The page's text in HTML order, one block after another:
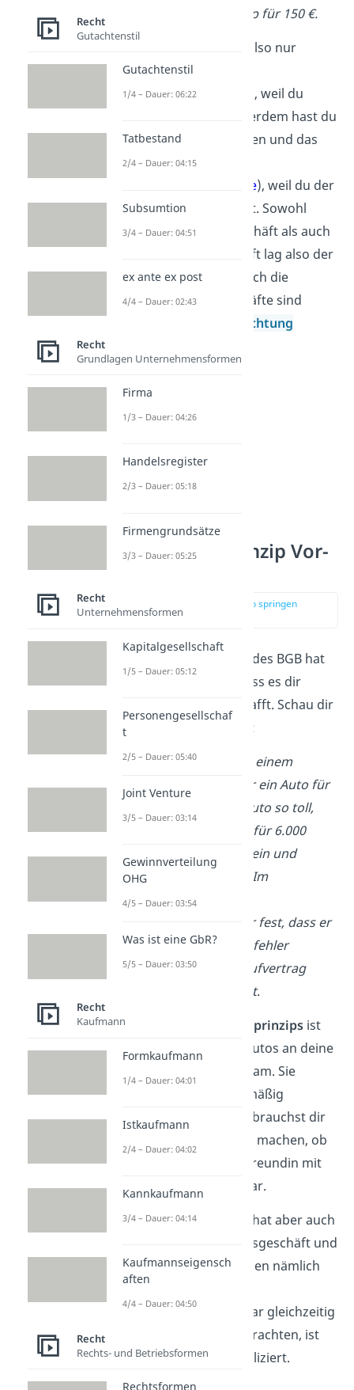
verkaufst ihm den Laptop für 150 €.
Du hast deinen Vertrag also nur
abgeschlossen
Verpflichtungsgeschäft
), weil du
wurdest. Außerdem hast du
den Laptop nur übergeben und das
Geld angenommen
Verpflichtungsgeschäfte), weil du der
Täuschung geglaubt hast. Sowohl
beim Verpflichtungsgeschäft als auch
beim Verfügungsgeschäft lag also der
gleiche Fehlervor, nämlich die
Täuschung. Beide Geschäfte sind
Anfechtung
nichtig.
Abstraktionsprinzip Vor-
und Nachteile
zur Stelle im Video springen
(04:12)
Das Abstraktionsprinzip des BGB hat
vor allem den
, dass es dir
verschafft. Schau dir
das an einem Beispiel an:
Deine Freundin kauft bei einem
Gebrauchtwagenhändler ein Auto für
5.000 €. Du findest das Auto so toll,
dass du ihr anbietest, es für 6.000
€ abzukaufen. Sie willigt ein und
verkauft dir den Wagen. Im
Nachhinein stellt der
Gebrauchtwagenhändler fest, dass er
im Vertrag einen Schreibfehler
gemacht hat und der Kaufvertrag
deshalb nicht wirksam ist.
Wegen des
Abstraktionsprinzips ist
aber die Übergabe des Autos an deine
Freundin trotzdem wirksam. Sie
konnte es dir also rechtmäßig
weiterverkaufen und du brauchst dir
keine Gedanken darüber machen, ob
der Kaufvertrag deiner Freundin mit
dem Händler wirksam war.
Das Abstraktionsprinzip hat aber auch
. Verpflichtungsgeschäft und
Verfügungsgeschäft finden nämlich
im Alltag meistens direkt
hintereinander oder sogar gleichzeitig
statt. Sie getrennt zu betrachten, ist
also meist unnötig kompliziert.
Recht
Gutachtenstil
Gutachtenstil
1/4 – Dauer: 06:22
Tatbestand
2/4 – Dauer: 04:15
Subsumtion
3/4 – Dauer: 04:51
ex ante ex post
4/4 – Dauer: 02:43
Recht
Grundlagen Unternehmensformen
Firma
1/3 – Dauer: 04:26
Handelsregister
2/3 – Dauer: 05:18
Firmengrundsätze
3/3 – Dauer: 05:25
Recht
Unternehmensformen
Kapitalgesellschaft
1/5 – Dauer: 05:12
Personengesellschaf
t
2/5 – Dauer: 05:40
Joint Venture
3/5 – Dauer: 03:14
Gewinnverteilung
OHG
4/5 – Dauer: 03:54
Was ist eine GbR?
5/5 – Dauer: 03:50
Recht
Kaufmann
Formkaufmann
1/4 – Dauer: 04:01
Istkaufmann
2/4 – Dauer: 04:02
Kannkaufmann
3/4 – Dauer: 04:14
Kaufmannseigensch
aften
4/4 – Dauer: 04:50
Recht
Rechts- und Betriebsformen
Rechtsformen